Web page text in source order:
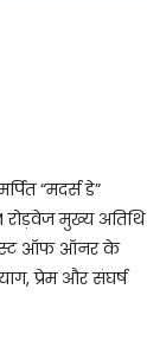
“मदर्स डे”
मुख्य अतिथि
गेस्ट ऑफ ऑनर के
प्रेम और संघर्ष